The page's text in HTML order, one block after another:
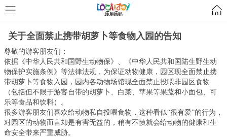
关于全面禁止携带胡萝卜等食物入园的告知
尊敬的游客朋友们：
依据《中华人民共和国野生动物保》、《中华人民共和国陆生野生动
物保护实施条例》等法律法规，为保证动物健康，园区现全面禁止携
带胡萝卜等食物入园，园内各动物场馆现全面禁止投喂非园区食物
（包括但不限于游客自带的胡萝卜、白菜、苹果等果蔬和小面包、可
乐等食品和饮料）。
很多游客朋友们喜欢给动物私自投喂食物，这种看似“很有爱”的行为，
对园区的动物而言却是有害无益的，稍有不慎就会给动物的健康和生
命安全带来严重威胁。